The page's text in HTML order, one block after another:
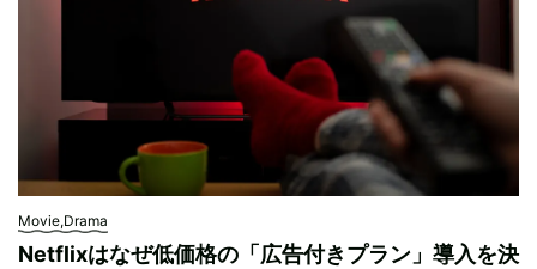
Movie,Drama
Netflixはなぜ低価格の「広告付きプラン」導入を決